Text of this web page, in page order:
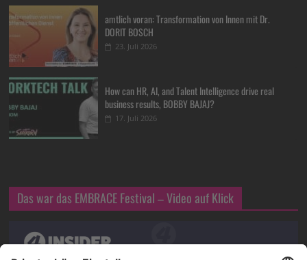
amtlich voran: Transformation von Innen mit Dr.
DORIT BOSCH
23. Juli 2026
How can HR, AI, and Talent Intelligence drive real
business results, BOBBY BAJAJ?
17. Juli 2026
Das war das EMBRACE Festival – Video auf Klick